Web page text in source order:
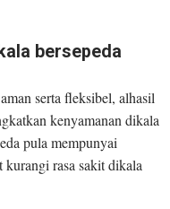
bersepeda
serta fleksibel, alhasil
kenyamanan dikala
pula mempunyai
kurangi rasa sakit dikala